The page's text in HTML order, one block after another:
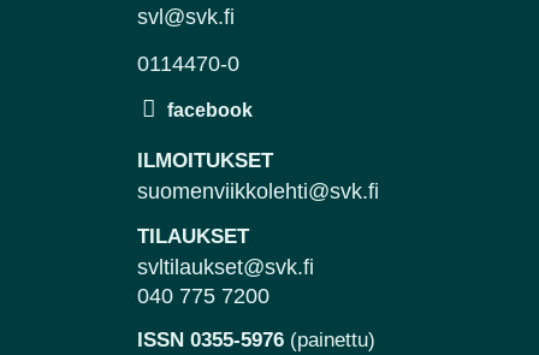
svl@svk.fi
0114470-0
ILMOITUKSET
suomenviikkolehti@svk.fi
TILAUKSET
svltilaukset@svk.fi
040 775 7200
ISSN 0355-5976 (painettu)